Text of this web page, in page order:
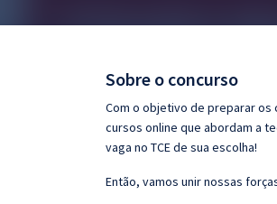
Questões grátis
Sobre o concurso
Com o objetivo de preparar os
cursos online que abordam a
vaga no TCE de sua escolha!
Então, vamos unir nossas